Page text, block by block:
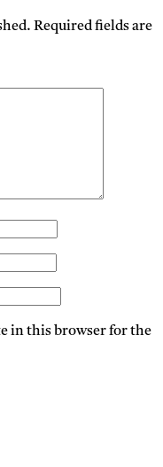
Required fields are
in this browser for the